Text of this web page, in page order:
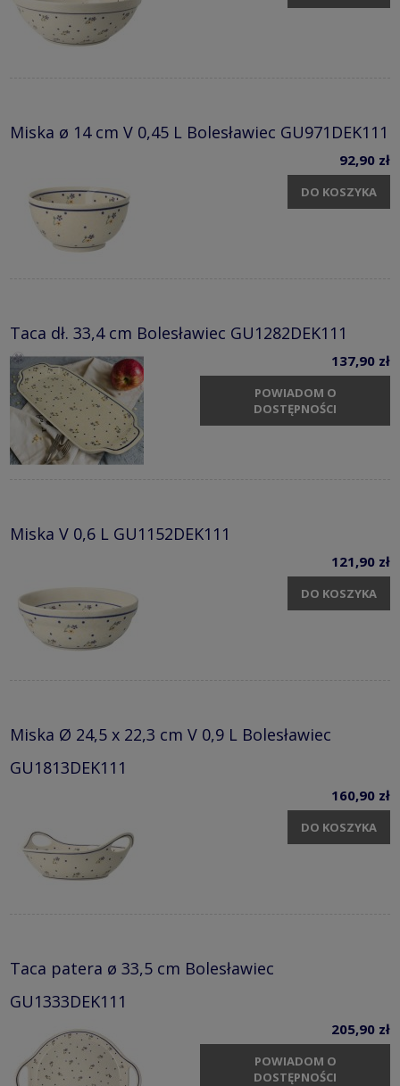
Miska ø 14 cm V 0,45 L Bolesławiec GU971DEK111
92,90 zł
DO KOSZYKA
Taca dł. 33,4 cm Bolesławiec GU1282DEK111
137,90 zł
POWIADOM O
DOSTĘPNOŚCI
Miska V 0,6 L GU1152DEK111
121,90 zł
DO KOSZYKA
Miska Ø 24,5 x 22,3 cm V 0,9 L Bolesławiec
GU1813DEK111
160,90 zł
DO KOSZYKA
Taca patera ø 33,5 cm Bolesławiec
GU1333DEK111
205,90 zł
POWIADOM O
DOSTĘPNOŚCI